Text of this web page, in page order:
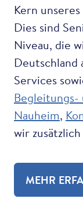
Kern
Dies sind
Niveau, die
Services
Nauheim,
wir
MEHR